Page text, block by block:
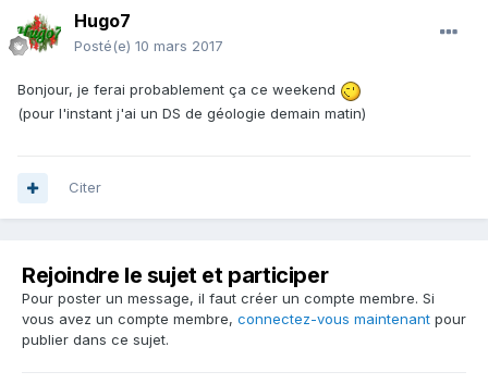
Hugo7
Posté(e) 10 mars 2017
Bonjour, je ferai probablement ça ce weekend
(pour l'instant j'ai un DS de géologie demain matin)
Citer
Rejoindre le sujet et participer
Pour poster un message, il faut créer un compte membre. Si
vous avez un compte membre, connectez-vous maintenant pour
publier dans ce sujet.